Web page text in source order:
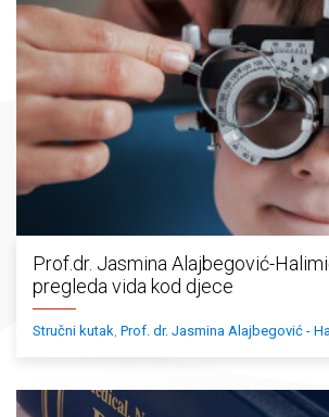
Prof.dr. Jasmina Alajbegović-
pregleda vida kod djece
Stručni kutak, Prof. dr. Jasmina Alajbegović -